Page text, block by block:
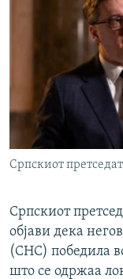
Српскиот
Српскиот
објави дека
(СНС) победила
што се одржаа